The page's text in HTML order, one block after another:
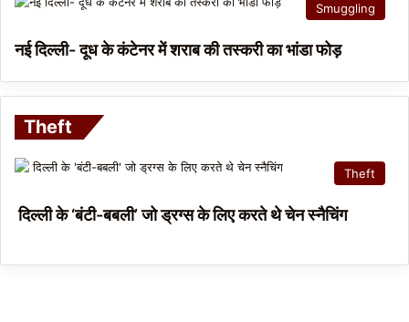
Smuggling
नई दिल्ली- दूध के कंटेनर में शराब की तस्करी का भांडा फोड़
Theft
Theft
दिल्ली के ‘बंटी-बबली’ जो ड्रग्स के लिए करते थे चेन स्नैचिंग